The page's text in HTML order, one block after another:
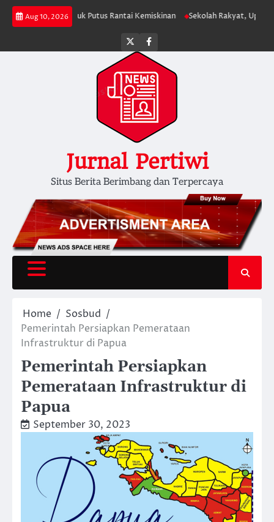
Skip
Aug 10, 2026
APBN untuk Putus Rantai Kemiskinan Sekolah Rakyat, Upaya Negara
Twitterfacebook
Jurnal Pertiwi
Situs Berita Berimbang dan Terpercaya
Home
Sosbud
Pemerintah Persiapkan Pemerataan
Infrastruktur di Papua
Pemerintah Persiapkan
Pemerataan Infrastruktur di
Papua
September 30, 2023